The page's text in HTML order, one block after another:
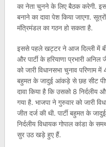
का नेता चुनने के लिए बैठक करेगी.
बनाने का दावा पेश किया जाएगा.
मंत्रिमंडल का गठन हो सकता है.
इससे पहले खट्टर ने आज दिल्ली में
और पार्टी के हरियाणा प्रभारी
को जारी विधानसभा चुनाव परिणाम में
बहुमत के जादुई आंकड़े से छह सीट
दावा किया है कि उसको 8
गया है. भाजपा ने गुरुवार को जारी
जीत दर्ज की थी. पार्टी बहुमत के
निर्दलीय विधायक गोपाल कांडा के
सुर उठ खड़े हुए हैं.